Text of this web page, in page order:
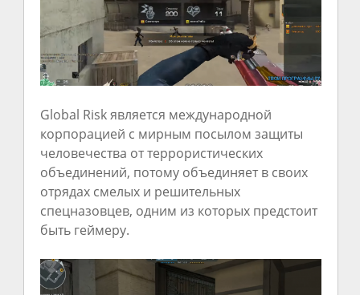
Global Risk является международной
корпорацией с мирным посылом защиты
человечества от террористических
объединений, потому объединяет в своих
отрядах смелых и решительных
спецназовцев, одним из которых предстоит
быть геймеру.